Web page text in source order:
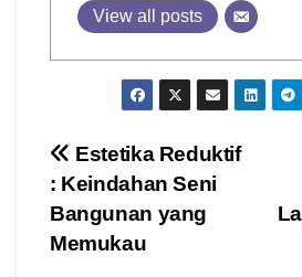
View all posts
Post
navigation
Estetika Reduktif
: Keindahan Seni
Bangunan yang
Memukau